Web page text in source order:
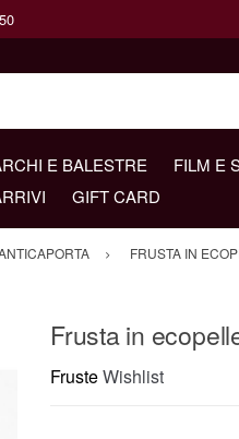
E BALESTRE FILM E
GIFT CARD
FRUSTA IN
Frusta in
FrusteWishlist